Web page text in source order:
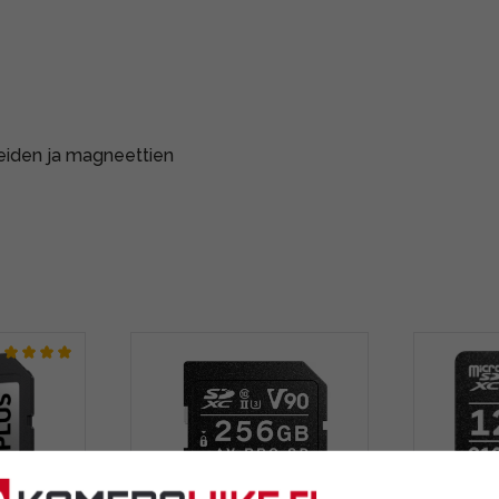
ja magneettien